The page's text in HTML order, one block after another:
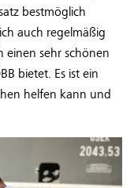
bestmöglich
auch regelmäßig
einen sehr schönen
bietet. Es ist ein
helfen kann und